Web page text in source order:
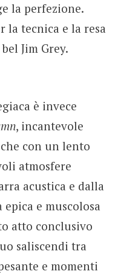
la perfezione.
la tecnica e la resa
Jim Grey.
è invece
, incantevole
con un lento
atmosfere
acustica e dalla
e muscolosa
atto conclusivo
saliscendi tra
e momenti